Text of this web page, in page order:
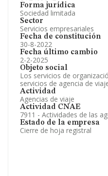
Forma jurídica
Sociedad limitada
Sector
Servicios empresariales
Fecha de constitución
30-8-2022
Fecha último cambio
2-2-2025
Objeto social
Los servicios de
servicios de agencia de
Actividad
Agencias de viaje
Actividad CNAE
7911 - Actividades de las
Estado de la empresa
Cierre de hoja registral